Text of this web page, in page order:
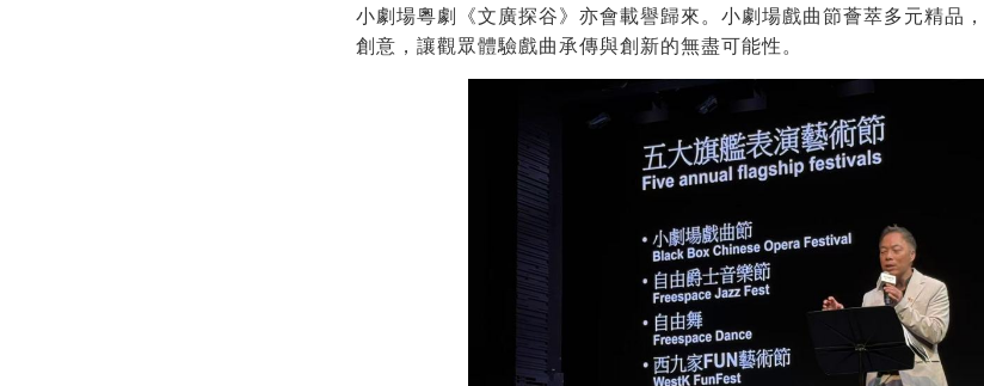
小劇場粵劇《文廣探谷》亦會載譽歸來。小劇場戲曲節薈萃多元精品
創意，讓觀眾體驗戲曲承傳與創新的無盡可能性。